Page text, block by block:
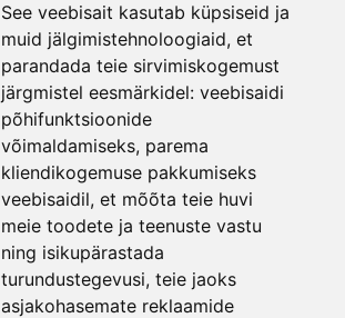
See veebisait kasutab küpsiseid ja
muid jälgimistehnoloogiaid, et
parandada teie sirvimiskogemust
järgmistel eesmärkidel: veebisaidi
põhifunktsioonide
võimaldamiseks, parema
kliendikogemuse pakkumiseks
veebisaidil, et mõõta teie huvi
meie toodete ja teenuste vastu
ning isikupärastada
turundustegevusi, teie jaoks
asjakohasemate reklaamide